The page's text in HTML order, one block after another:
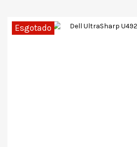
Esgotado